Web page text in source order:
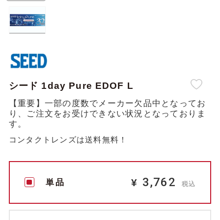
シード 1day Pure EDOF L
【重要】一部の度数でメーカー欠品中となってお
り、ご注文をお受けできない状況となっておりま
す。
コンタクトレンズは送料無料！
単品 ¥ 3,762 税込